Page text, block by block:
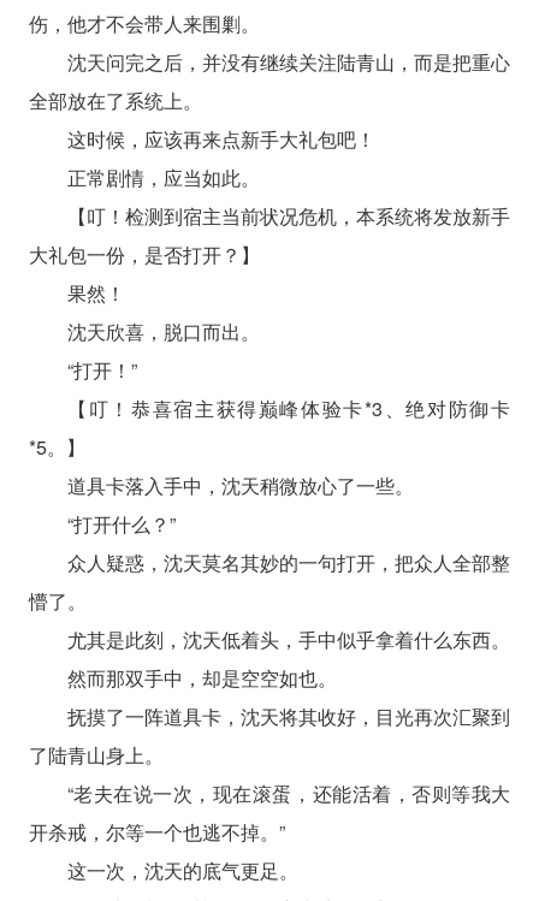
伤，他才不会带人来围剿。
沈天问完之后，并没有继续关注陆青山，而是把重心
全部放在了系统上。
这时候，应该再来点新手大礼包吧！
正常剧情，应当如此。
【叮！检测到宿主当前状况危机，本系统将发放新手
大礼包一份，是否打开？】
果然！
沈天欣喜，脱口而出。
“打开！”
【叮！恭喜宿主获得巅峰体验卡*3、绝对防御卡
*5。】
道具卡落入手中，沈天稍微放心了一些。
“打开什么？”
众人疑惑，沈天莫名其妙的一句打开，把众人全部整
懵了。
尤其是此刻，沈天低着头，手中似乎拿着什么东西。
然而那双手中，却是空空如也。
抚摸了一阵道具卡，沈天将其收好，目光再次汇聚到
了陆青山身上。
“老夫在说一次，现在滚蛋，还能活着，否则等我大
开杀戒，尔等一个也逃不掉。”
这一次，沈天的底气更足。